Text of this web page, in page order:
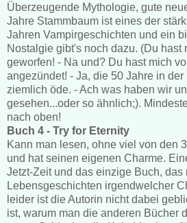
Überzeugende Mythologie, gute
Jahre Stammbaum ist eines der
Jahren Vampirgeschichten und ein
Nostalgie gibt's noch dazu. (Du hast
geworfen! - Na und? Du hast mich
angezündet! - Ja, die 50 Jahre in
ziemlich öde. - Ach was haben wir
gesehen...oder so ähnlich;).
nach oben!
Buch 4 - Try for Eternity
Kann man lesen, ohne viel von den
und hat seinen eigenen Charme.
Jetzt-Zeit und das einzige Buch, das
Lebensgeschichten irgendwelcher
leider ist die Autorin nicht dabei
ist, warum man die anderen Bücher